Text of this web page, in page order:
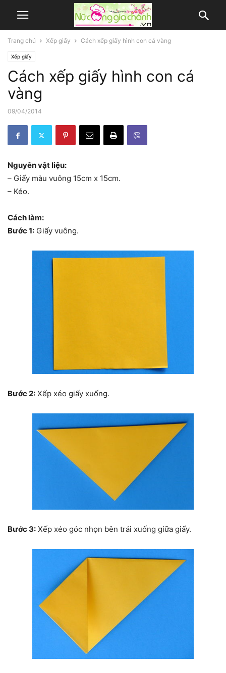
Trang chủ Xếp giấy Cách xếp giấy hình con cá vàng
Xếp giấy
Cách xếp giấy hình con cá
vàng
09/04/2014
Nguyên vật liệu:
– Giấy màu vuông 15cm x 15cm.
– Kéo.
Cách làm:
Bước 1: Giấy vuông.
Bước 2: Xếp xéo giấy xuống.
Bước 3: Xếp xéo góc nhọn bên trái xuống giữa giấy.